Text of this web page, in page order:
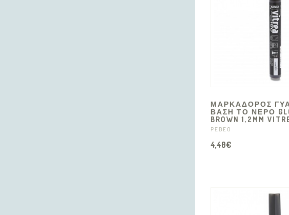
ΜΑΡΚΑΔΟΡΟΣ
ΒΑΣΗ ΤΟ ΝΕΡΟ
BROWN 1,2MM
PEBEO
4,40€